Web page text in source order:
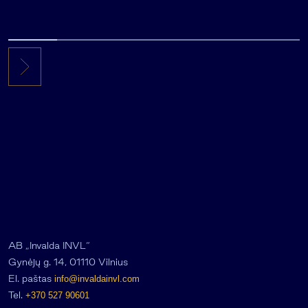
AB „Invalda INVL“
Gynėjų g. 14, 01110 Vilnius
El. paštas info@invaldainvl.com
Tel. +370 527 90601